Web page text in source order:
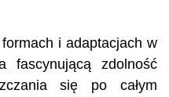
i adaptacjach w
fascynującą zdolność
się po całym